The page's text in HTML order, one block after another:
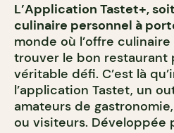
L’Application Tastet+,
culinaire personnel à
monde où l’offre culinaire
trouver le bon restaurant
véritable défi. C’est là
l’application Tastet, un
amateurs de
ou visiteurs. Développée